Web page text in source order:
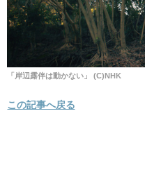
「岸辺露伴は動かない」 (C)NHK
この記事へ戻る